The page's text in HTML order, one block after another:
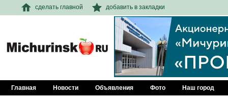
сделать главной добавить в закладки
Главная Новости Объявления Фото Наш город